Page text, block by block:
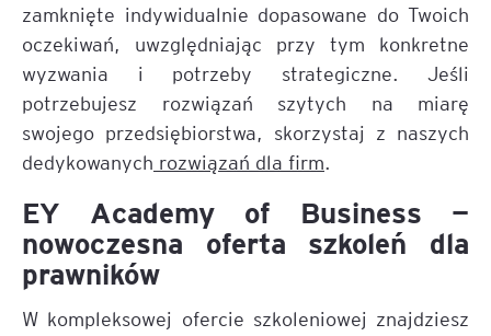
zamknięte indywidualnie dopasowane do Twoich
oczekiwań, uwzględniając przy tym konkretne
wyzwania i potrzeby strategiczne. Jeśli
potrzebujesz rozwiązań szytych na miarę
swojego przedsiębiorstwa, skorzystaj z naszych
dedykowanych rozwiązań dla firm.
EY Academy of Business —
nowoczesna oferta szkoleń dla
prawników
W kompleksowej ofercie szkoleniowej znajdziesz